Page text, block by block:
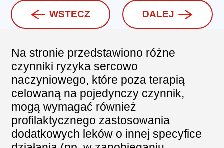
WSTECZ DALEJ
Na stronie przedstawiono różne
czynniki ryzyka sercowo
naczyniowego, które poza terapią
celowaną na pojedynczy czynnik,
mogą wymagać również
profilaktycznego zastosowania
dodatkowych leków o innej specyfice